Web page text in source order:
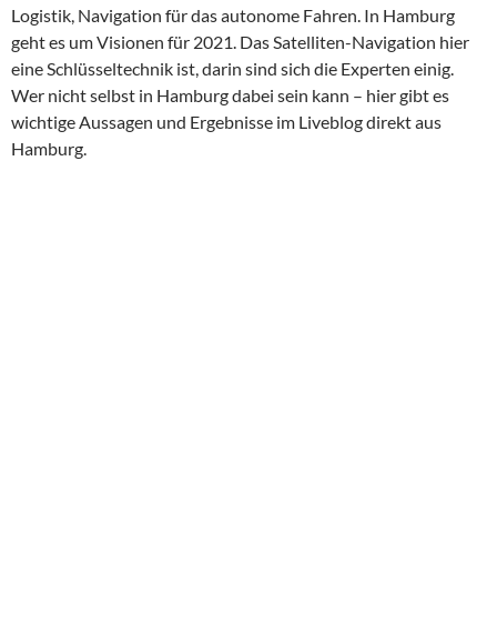
Logistik, Navigation für das autonome Fahren. In Hamburg
geht es um Visionen für 2021. Das Satelliten-Navigation hier
eine Schlüsseltechnik ist, darin sind sich die Experten einig.
Wer nicht selbst in Hamburg dabei sein kann – hier gibt es
wichtige Aussagen und Ergebnisse im Liveblog direkt aus
Hamburg.